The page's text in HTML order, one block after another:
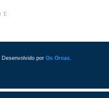
por Os Orcas